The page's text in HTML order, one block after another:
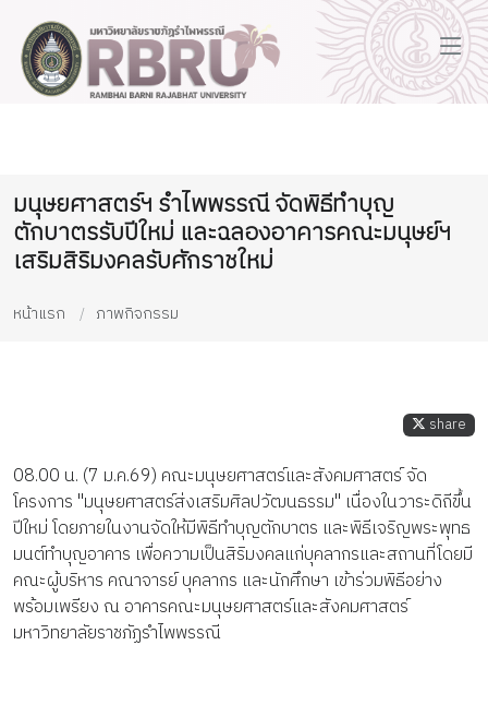
มนุษยศาสตร์ฯ รำไพพรรณี จัดพิธีทำบุญ
ตักบาตรรับปีใหม่ และฉลองอาคารคณะมนุษย์ฯ
เสริมสิริมงคลรับศักราชใหม่
หน้าแรก ภาพกิจกรรม
share
08.00 น. (7 ม.ค.69) คณะมนุษยศาสตร์และสังคมศาสตร์ จัด
โครงการ "มนุษยศาสตร์ส่งเสริมศิลปวัฒนธรรม" เนื่องในวาระดิถีขึ้น
ปีใหม่ โดยภายในงานจัดให้มีพิธีทำบุญตักบาตร และพิธีเจริญพระพุทธ
มนต์ทำบุญอาคาร เพื่อความเป็นสิริมงคลแก่บุคลากรและสถานที่โดยมี
คณะผู้บริหาร คณาจารย์ บุคลากร และนักศึกษา เข้าร่วมพิธีอย่าง
พร้อมเพรียง ณ อาคารคณะมนุษยศาสตร์และสังคมศาสตร์
มหาวิทยาลัยราชภัฏรำไพพรรณี